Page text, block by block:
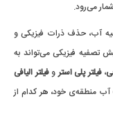
می‌رود.
آب، حذف ذرات فیزیکی و
تصفیه فیزیکی می‌تواند به
،فیلتر پلی استروفیلتر الیافی
آب منطقه‌ی خود، هر کدام از